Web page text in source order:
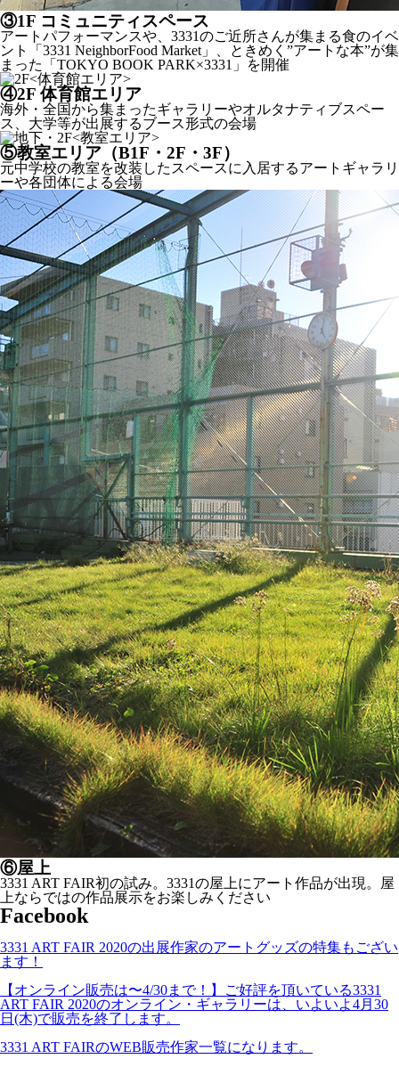
③1F コミュニティスペース
アートパフォーマンスや、3331のご近所さんが集まる食のイベ
ント「3331 NeighborFood Market」、ときめく”アートな本”が集
まった「TOKYO BOOK PARK×3331」を開催
④2F 体育館エリア
海外・全国から集まったギャラリーやオルタナティブスペー
ス、大学等が出展するブース形式の会場
⑤教室エリア（B1F・2F・3F）
元中学校の教室を改装したスペースに入居するアートギャラリ
ーや各団体による会場
⑥屋上
3331 ART FAIR初の試み。3331の屋上にアート作品が出現。屋
上ならではの作品展示をお楽しみください
Facebook
3331 ART FAIR 2020の出展作家のアートグッズの特集もござい
ます！
【オンライン販売は〜4/30まで！】ご好評を頂いている3331
ART FAIR 2020のオンライン・ギャラリーは、いよいよ4月30
日(木)で販売を終了します。
3331 ART FAIRのWEB販売作家一覧になります。